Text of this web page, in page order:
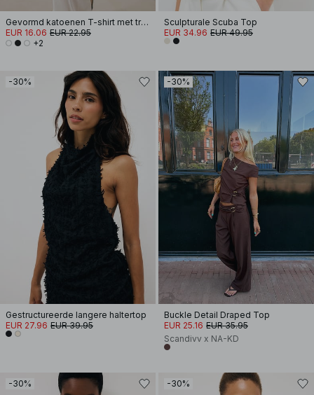
Gevormd katoenen T-shirt met trechterhals
EUR 16.06 EUR 22.95
+2
Sculpturale Scuba Top
EUR 34.96 EUR 49.95
-30%
Gestructureerde langere haltertop
EUR 27.96 EUR 39.95
-30%
Buckle Detail Draped Top
EUR 25.16 EUR 35.95
Scandivv x NA-KD
-30% -30%